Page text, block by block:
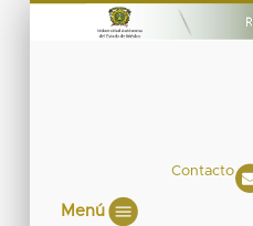
Contacto
Menú